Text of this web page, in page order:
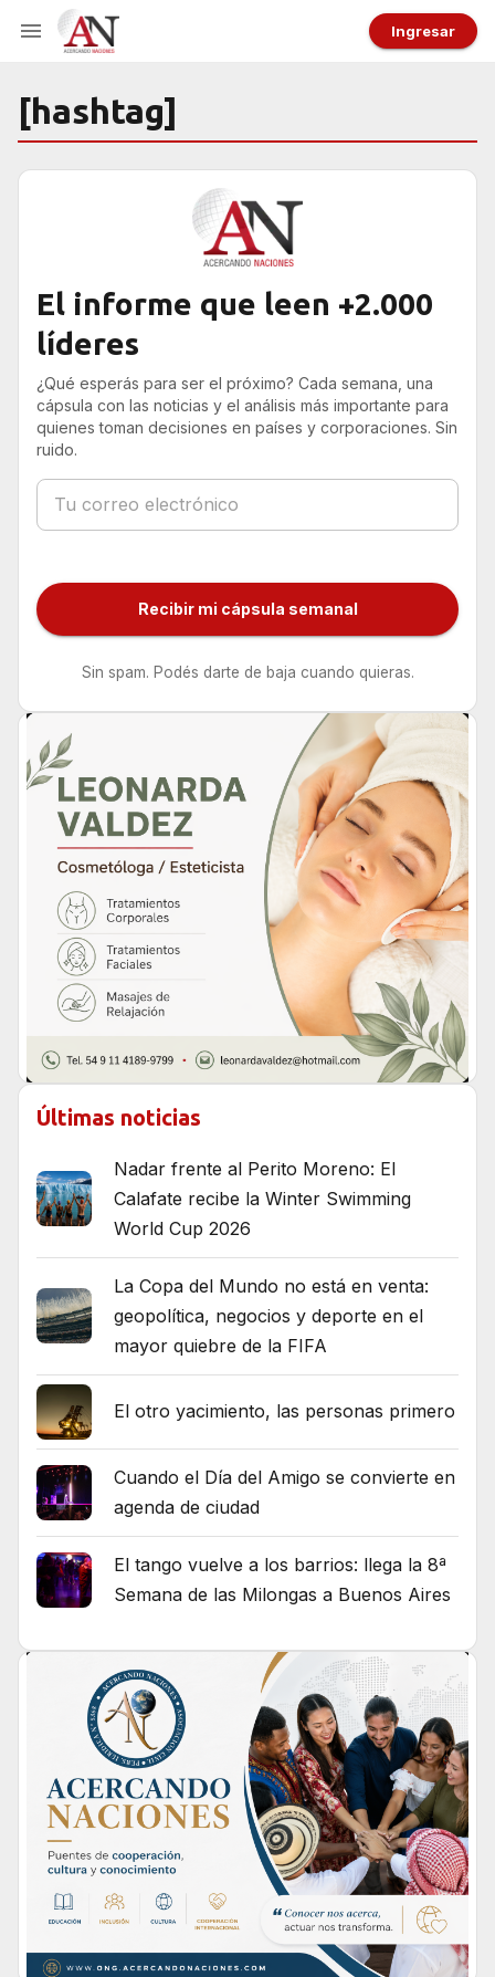
Ingresar
[hashtag]
El informe que leen +2.000
líderes
¿Qué esperás para ser el próximo? Cada semana, una
cápsula con las noticias y el análisis más importante para
quienes toman decisiones en países y corporaciones. Sin
ruido.
Recibir mi cápsula semanal
Sin spam. Podés darte de baja cuando quieras.
Últimas noticias
Nadar frente al Perito Moreno: El
Calafate recibe la Winter Swimming
World Cup 2026
La Copa del Mundo no está en venta:
geopolítica, negocios y deporte en el
mayor quiebre de la FIFA
El otro yacimiento, las personas primero
Cuando el Día del Amigo se convierte en
agenda de ciudad
El tango vuelve a los barrios: llega la 8ª
Semana de las Milongas a Buenos Aires